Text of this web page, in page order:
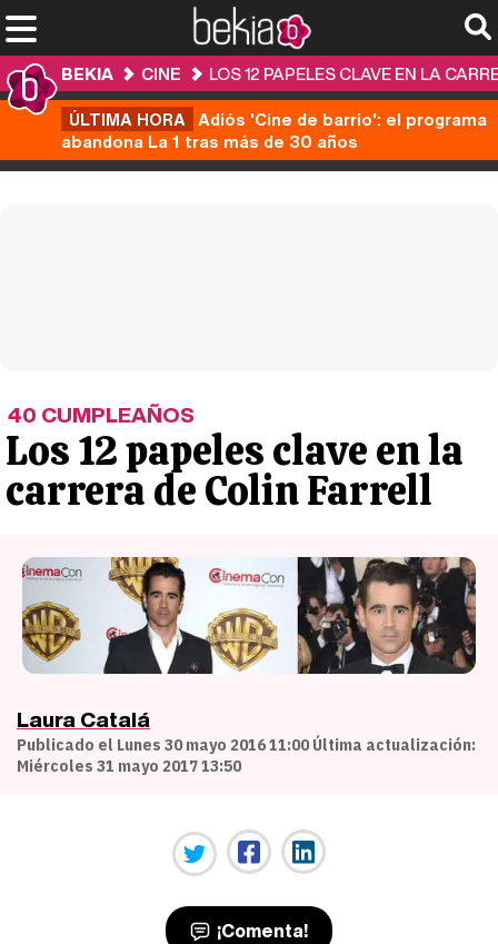
BEKIA CINE
LOS 12 PAPELES CLAVE EN LA
ÚLTIMA HORA Adiós 'Cine de barrio': el programa
abandona La 1 tras más de 30 años
40 CUMPLEAÑOS
Los 12 papeles clave en la
carrera de Colin Farrell
Laura Catalá
Publicado el Lunes 30 mayo 2016 11:00 Última actualización:
Miércoles 31 mayo 2017 13:50
¡Comenta!